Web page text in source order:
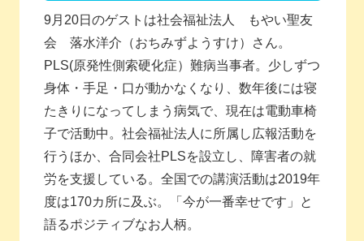
9月20日のゲストは社会福祉法人 もやい聖友
会 落水洋介（おちみずようすけ）さん。
PLS(原発性側索硬化症）難病当事者。少しずつ
身体・手足・口が動かなくなり、数年後には寝
たきりになってしまう病気で、現在は電動車椅
子で活動中。社会福祉法人に所属し広報活動を
行うほか、合同会社PLSを設立し、障害者の就
労を支援している。全国での講演活動は2019年
度は170カ所に及ぶ。「今が一番幸せです」と
語るポジティブなお人柄。